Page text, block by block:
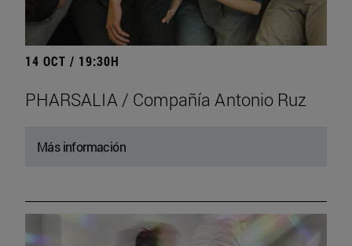
14 OCT / 19:30H
PHARSALIA / Compañía Antonio Ruz
Más información